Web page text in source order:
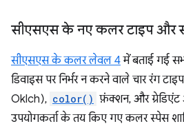
सीएसएस के नए कलर टाइप और
सीएसएस के कलर लेवल 4में बताई गई
डिवाइस पर निर्भर न करने वाले चार रंग
Oklch), color() फ़ंक्शन, और
उपयोगकर्ता के तय किए गए कलर स्पेस